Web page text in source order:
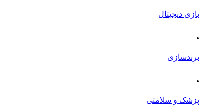
بازی دیجیتال
.
برندسازی
.
پزشک و سلامتی